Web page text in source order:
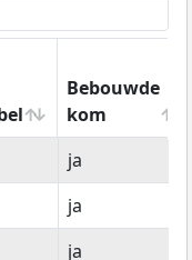
Bebouwde
kom
Bebouwde
kom
ja
ja
ja